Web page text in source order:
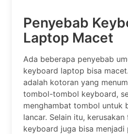
Penyebab
Laptop Macet
Ada beberapa penyebab
keyboard laptop bisa
adalah kotoran yang
tombol-tombol keyboard,
menghambat tombol untuk
lancar. Selain itu,
keyboard juga bisa menjadi